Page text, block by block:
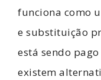
funciona como
e substituição
está sendo
existem